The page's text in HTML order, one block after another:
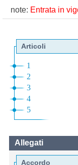
note: Entrata in